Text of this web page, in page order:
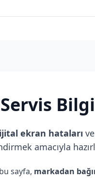
ekran hataları ve
amacıyla
sayfa, markadan